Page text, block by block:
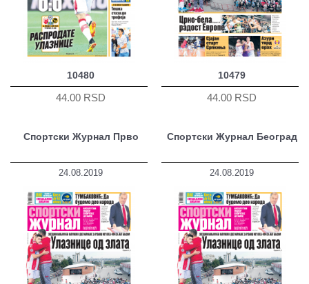
10480
44.00 RSD
10479
44.00 RSD
Спортски Журнал Прво
24.08.2019
Спортски Журнал Београд
24.08.2019